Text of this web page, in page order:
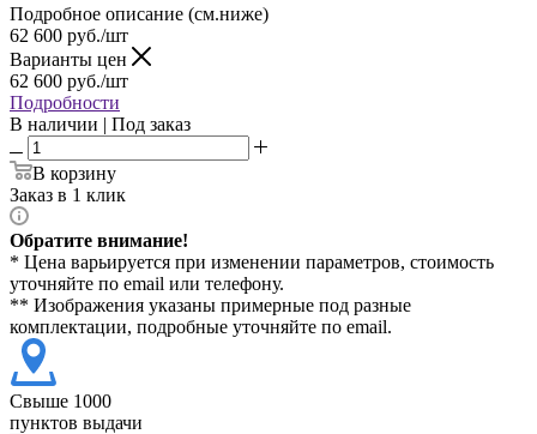
Подробное описание (см.ниже)
62 600 руб./шт
Варианты цен
62 600 руб./шт
Подробности
В наличии | Под заказ
В корзину
Заказ в 1 клик
Обратите внимание!
* Цена варьируется при изменении параметров, стоимость
уточняйте по email или телефону.
** Изображения указаны примерные под разные
комплектации, подробные уточняйте по email.
Свыше 1000
пунктов выдачи